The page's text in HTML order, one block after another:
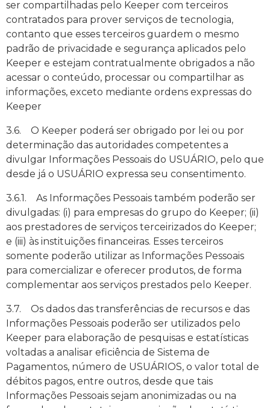
ser compartilhadas pelo Keeper com terceiros
contratados para prover serviços de tecnologia,
contanto que esses terceiros guardem o mesmo
padrão de privacidade e segurança aplicados pelo
Keeper e estejam contratualmente obrigados a não
acessar o conteúdo, processar ou compartilhar as
informações, exceto mediante ordens expressas do
Keeper
3.6. O Keeper poderá ser obrigado por lei ou por
determinação das autoridades competentes a
divulgar Informações Pessoais do USUÁRIO, pelo que
desde já o USUÁRIO expressa seu consentimento.
3.6.1. As Informações Pessoais também poderão ser
divulgadas: (i) para empresas do grupo do Keeper; (ii)
aos prestadores de serviços terceirizados do Keeper;
e (iii) às instituições financeiras. Esses terceiros
somente poderão utilizar as Informações Pessoais
para comercializar e oferecer produtos, de forma
complementar aos serviços prestados pelo Keeper.
3.7. Os dados das transferências de recursos e das
Informações Pessoais poderão ser utilizados pelo
Keeper para elaboração de pesquisas e estatísticas
voltadas a analisar eficiência de Sistema de
Pagamentos, número de USUÁRIOS, o valor total de
débitos pagos, entre outros, desde que tais
Informações Pessoais sejam anonimizadas ou na